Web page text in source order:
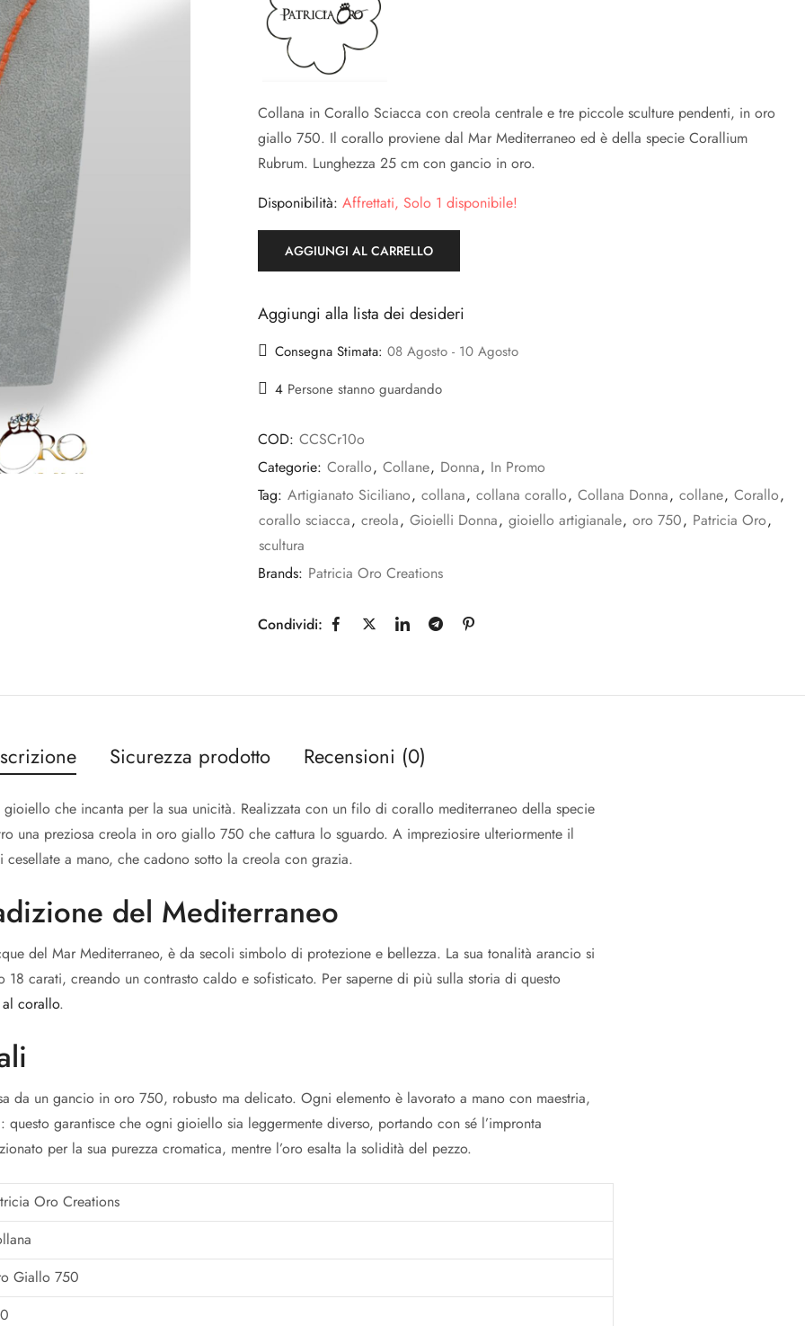
Collana in Corallo Sciacca con creola centrale e tre piccole sculture pendenti, in oro
giallo 750. Il corallo proviene dal Mar Mediterraneo ed è della specie Corallium
Rubrum. Lunghezza 25 cm con gancio in oro.
Disponibilità: Affrettati, Solo 1 disponibile!
AGGIUNGI AL CARRELLO
Aggiungi alla lista dei desideri
Consegna Stimata: 08 Agosto - 10 Agosto
4 Persone stanno guardando
COD: CCSCr10o
Categorie: Corallo, Collane, Donna, In Promo
Tag: Artigianato Siciliano, collana, collana corallo, Collana Donna, collane, Corallo,
corallo sciacca, creola, Gioielli Donna, gioiello artigianale, oro 750, Patricia Oro,
scultura
Brands: Patricia Oro Creations
Condividi:
Sicurezza prodotto Recensioni (0)
che incanta per la sua unicità. Realizzata con un filo di corallo mediterraneo della specie
una preziosa creola in oro giallo 750 che cattura lo sguardo. A impreziosire ulteriormente il
a mano, che cadono sotto la creola con grazia.
del Mediterraneo
del Mar Mediterraneo, è da secoli simbolo di protezione e bellezza. La sua tonalità arancio si
18 carati, creando un contrasto caldo e sofisticato. Per saperne di più sulla storia di questo
corallo.
da un gancio in oro 750, robusto ma delicato. Ogni elemento è lavorato a mano con maestria,
questo garantisce che ogni gioiello sia leggermente diverso, portando con sé l’impronta
per la sua purezza cromatica, mentre l’oro esalta la solidità del pezzo.
Oro Creations
Giallo 750